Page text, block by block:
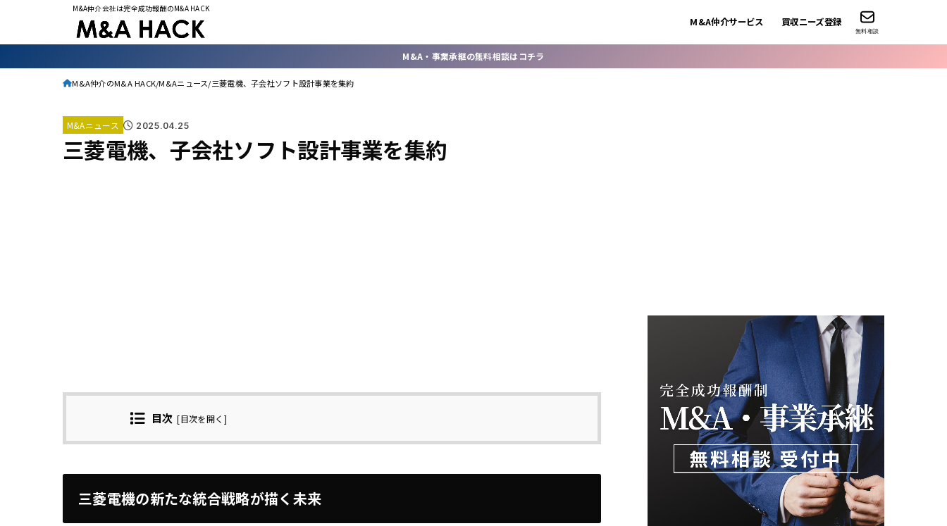
M&A仲介会社は完全成功報酬のM&A HACK
M&A仲介サービス 買収ニーズ登録
無料相談
M&A・事業承継の無料相談はコチラ
M&A仲介のM&A HACK M&Aニュース 三菱電機、子会社ソフト設計事業を集約
M&Aニュース 2025.04.25
三菱電機、子会社ソフト設計事業を集約
目次 [目次を開く ]
三菱電機の新たな統合戦略が描く未来